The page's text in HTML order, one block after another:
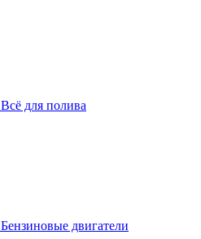
Всё для полива
Бензиновые двигатели